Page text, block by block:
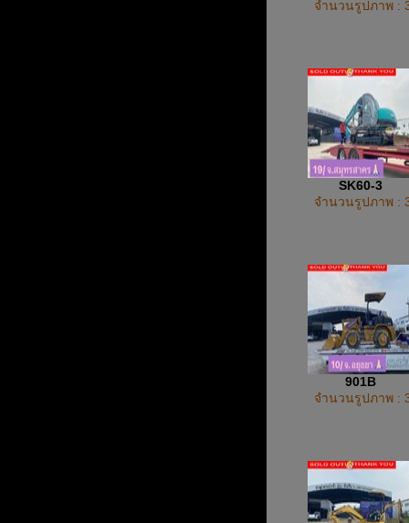
จำนวนรูปภาพ :
SK60-3
จำนวนรูปภาพ :
901B
จำนวนรูปภาพ :